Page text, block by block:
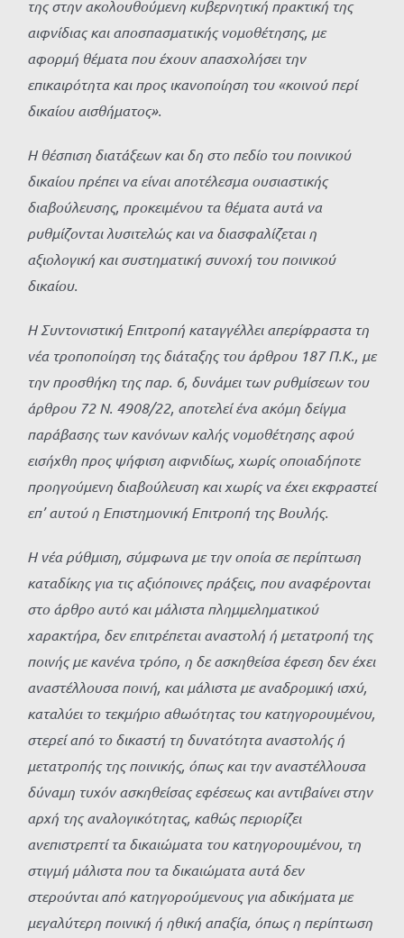
της στην ακολουθούμενη κυβερνητική πρακτική της
αιφνίδιας και αποσπασματικής νομοθέτησης, με
αφορμή θέματα που έχουν απασχολήσει την
επικαιρότητα και προς ικανοποίηση του «κοινού περί
δικαίου αισθήματος».
Η θέσπιση διατάξεων και δη στο πεδίο του ποινικού
δικαίου πρέπει να είναι αποτέλεσμα ουσιαστικής
διαβούλευσης, προκειμένου τα θέματα αυτά να
ρυθμίζονται λυσιτελώς και να διασφαλίζεται η
αξιολογική και συστηματική συνοχή του ποινικού
δικαίου.
Η Συντονιστική Επιτροπή καταγγέλλει απερίφραστα τη
νέα τροποποίηση της διάταξης του άρθρου 187 Π.Κ., με
την προσθήκη της παρ. 6, δυνάμει των ρυθμίσεων του
άρθρου 72 Ν. 4908/22, αποτελεί ένα ακόμη δείγμα
παράβασης των κανόνων καλής νομοθέτησης αφού
εισήχθη προς ψήφιση αιφνιδίως, χωρίς οποιαδήποτε
προηγούμενη διαβούλευση και χωρίς να έχει εκφραστεί
επ’ αυτού η Επιστημονική Επιτροπή της Βουλής.
Η νέα ρύθμιση, σύμφωνα με την οποία σε περίπτωση
καταδίκης για τις αξιόποινες πράξεις, που αναφέρονται
στο άρθρο αυτό και μάλιστα πλημμεληματικού
χαρακτήρα, δεν επιτρέπεται αναστολή ή μετατροπή της
ποινής με κανένα τρόπο, η δε ασκηθείσα έφεση δεν έχει
αναστέλλουσα ποινή, και μάλιστα με αναδρομική ισχύ,
καταλύει το τεκμήριο αθωότητας του κατηγορουμένου,
στερεί από το δικαστή τη δυνατότητα αναστολής ή
μετατροπής της ποινικής, όπως και την αναστέλλουσα
δύναμη τυχόν ασκηθείσας εφέσεως και αντιβαίνει στην
αρχή της αναλογικότητας, καθώς περιορίζει
ανεπιστρεπτί τα δικαιώματα του κατηγορουμένου, τη
στιγμή μάλιστα που τα δικαιώματα αυτά δεν
στερούνται από κατηγορούμενους για αδικήματα με
μεγαλύτερη ποινική ή ηθική απαξία, όπως η περίπτωση